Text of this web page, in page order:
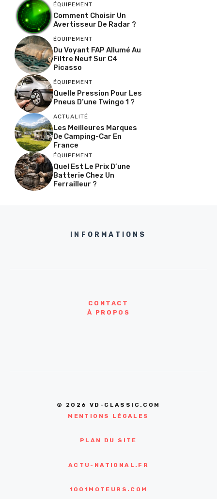
ÉQUIPEMENT
Comment Choisir Un
Avertisseur De Radar ?
ÉQUIPEMENT
Du Voyant FAP Allumé Au
Filtre Neuf Sur C4
Picasso
ÉQUIPEMENT
Quelle Pression Pour Les
Pneus D’une Twingo 1 ?
ACTUALITÉ
Les Meilleures Marques
De Camping-Car En
France
ÉQUIPEMENT
Quel Est Le Prix D’une
Batterie Chez Un
Ferrailleur ?
INFORMATIONS
CONTACT
À PROPOS
© 2026 VD-CLASSIC.COM
MENTIONS LÉGALES
PLAN DU SITE
ACTU-NATIONAL.FR
1001MOTEURS.COM